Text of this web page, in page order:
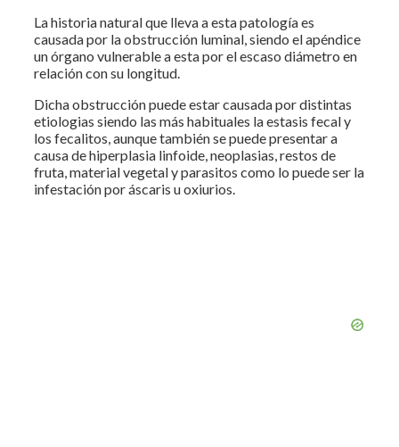
La historia natural que lleva a esta patología es
causada por la obstrucción luminal, siendo el apéndice
un órgano vulnerable a esta por el escaso diámetro en
relación con su longitud.
Dicha obstrucción puede estar causada por distintas
etiologias siendo las más habituales la estasis fecal y
los fecalitos, aunque también se puede presentar a
causa de hiperplasia linfoide, neoplasias, restos de
fruta, material vegetal y parasitos como lo puede ser la
infestación por áscaris u oxiurios.